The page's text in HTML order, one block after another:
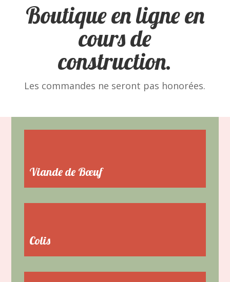
Boutique en ligne en
cours de
construction.
Les commandes ne seront pas honorées.
Viande de Bœuf
Colis